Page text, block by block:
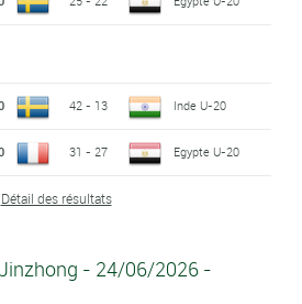
42 - 13 Inde U-20
31 - 27 Egypte U-20
Détail des résultats
- 24/06/2026 -